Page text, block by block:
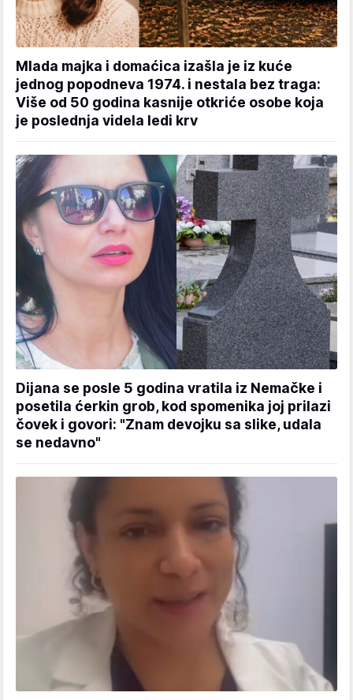
Mlada majka i domaćica izašla je iz kuće
jednog popodneva 1974. i nestala bez traga:
Više od 50 godina kasnije otkriće osobe koja
je poslednja videla ledi krv
Dijana se posle 5 godina vratila iz Nemačke i
posetila ćerkin grob, kod spomenika joj prilazi
čovek i govori: "Znam devojku sa slike, udala
se nedavno"